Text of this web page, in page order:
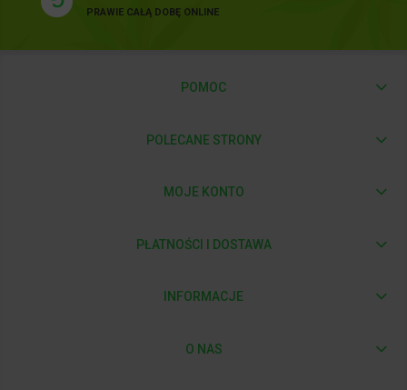
PRAWIE CAŁĄ DOBĘ ONLINE
POMOC
POLECANE STRONY
MOJE KONTO
PŁATNOŚCI I DOSTAWA
INFORMACJE
O NAS